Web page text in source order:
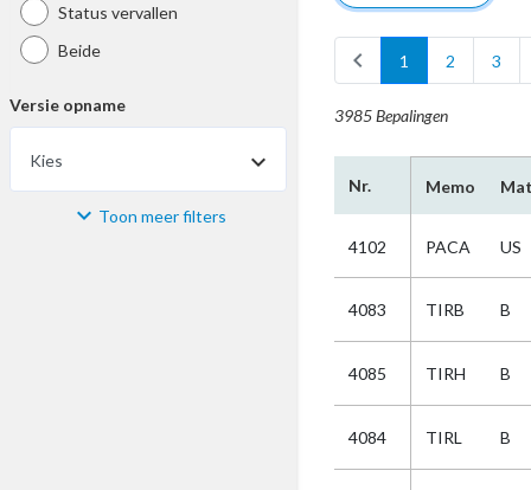
Status vervallen
Beide
Versie opname
Kies
Materiaal Toon meer filters
chevron_left 1 2 3
3985 Bepalingen
Nr. Memo
4102 PACA US
4083 TIRB B
4085 TIRH B
4084 TIRL B